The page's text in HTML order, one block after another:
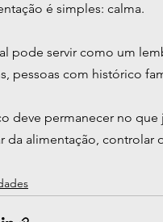
é simples: calma.
pode servir como um
pessoas com histórico
deve permanecer no que
da alimentação, controlar